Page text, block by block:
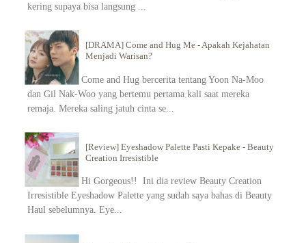
kering supaya bisa langsung ...
[DRAMA] Come and Hug Me - Apakah Kejahatan
Menjadi Warisan?
Come and Hug bercerita tentang Yoon Na-Moo
dan Gil Nak-Woo yang bertemu pertama kali saat mereka
remaja. Mereka saling jatuh cinta se...
[Review] Eyeshadow Palette Pasti Kepake - Beauty
Creation Irresistible
Hi Gorgeous!! Ini dia review Beauty Creation
Irresistible Eyeshadow Palette yang sudah saya bahas di Beauty
Haul sebelumnya. Eye...